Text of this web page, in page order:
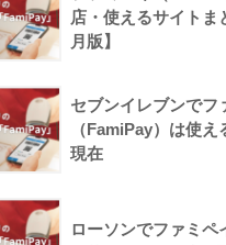
店・使えるサイトま
月版】
セブンイレブンでフ
（FamiPay）は使え
現在
ローソンでファミペ